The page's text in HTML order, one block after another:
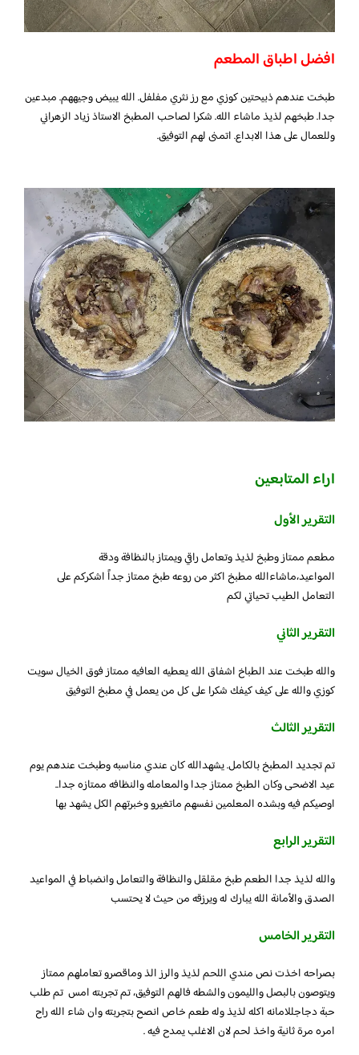
افضل اطباق المطعم
طبخت عندهم ذبيحتين كوزي مع رز نثري مفلفل. الله يبيض وجيههم. مبدعين
جدا. طبخهم لذيذ ماشاء الله. شكرا لصاحب المطبخ الاستاذ زياد الزهراني
وللعمال على هذا الابداع. اتمنى لهم التوفيق.
اراء المتابعين
التقرير الأول
مطعم ممتاز وطبخ لذيذ وتعامل راقي ويمتاز بالنظافة ودقة
المواعيد،ماشاءالله مطبخ اكثر من روعه طبخ ممتاز جداً اشكركم على
التعامل الطيب تحياتي لكم
التقرير الثاني
والله طبخت عند الطباخ اشفاق الله يعطيه العافيه ممتاز فوق الخيال سويت
كوزي والله على كيف كيفك شكرا على كل من يعمل في مطبخ التوفيق
التقرير الثالث
تم تجديد المطبخ بالكامل. يشهدالله كان عندي مناسبه وطبخت عندهم يوم
عيد الاضحى وكان الطبخ ممتاز جدا والمعامله والنظافه ممتازه جدا..
اوصيكم فيه وبشده المعلمين نفسهم ماتغيرو وخبرتهم الكل يشهد بها
التقرير الرابع
والله لذيذ جدا الطعم طبخ مقلقل والنظافة والتعامل وانضباط في المواعيد
الصدق والأمانة الله يبارك له ويرزقه من حيث لا يحتسب
التقرير الخامس
بصراحه اخذت نص مندي اللحم لذيذ والرز الذ وماقصرو تعاملهم ممتاز
ويتوصون بالبصل والليمون والشطه فالهم التوفيق، تم تجربته امس تم طلب
حبة دجاجللامانه اكله لذيذ وله طعم خاص انصح بتجربته وان شاء الله راح
امره مرة ثانية واخذ لحم لان الاغلب يمدح فيه .